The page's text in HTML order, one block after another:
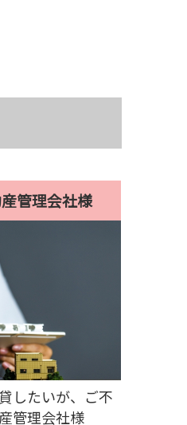
管理会社様
したいが、ご不
管理会社様